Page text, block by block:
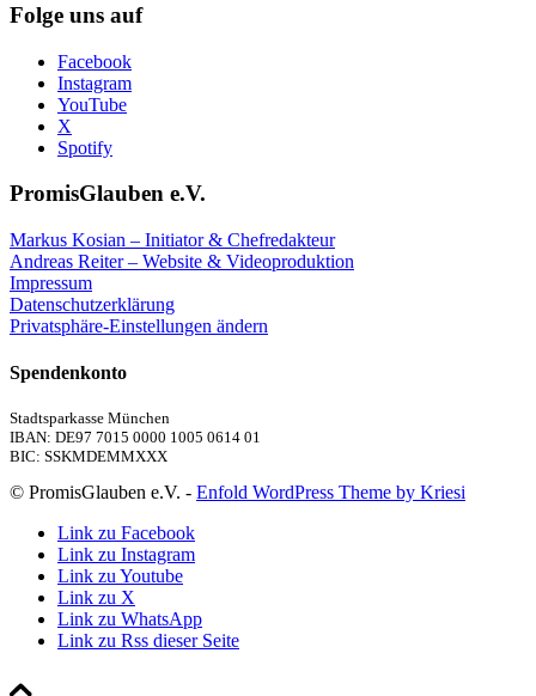
Folge uns auf
Facebook
Instagram
YouTube
X
Spotify
PromisGlauben e.V.
Markus Kosian – Initiator & Chefredakteur
Andreas Reiter – Website & Videoproduktion
Impressum
Datenschutzerklärung
Privatsphäre-Einstellungen ändern
Spendenkonto
Stadtsparkasse München
IBAN: DE97 7015 0000 1005 0614 01
BIC: SSKMDEMMXXX
© PromisGlauben e.V. - Enfold WordPress Theme by Kriesi
Link zu Facebook
Link zu Instagram
Link zu Youtube
Link zu X
Link zu WhatsApp
Link zu Rss dieser Seite